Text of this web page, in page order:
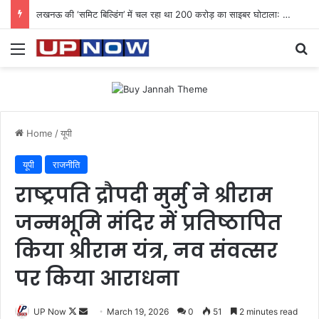
लखनऊ की ‘समिट बिल्डिंग’ में चल रहा था 200 करोड़ का साइबर घोटाला: 40 युवतियों समेत 119 गिरफ्तार
Menu
Home /यूपी
यूपी राजनीति
राष्ट्रपति द्रौपदी मुर्मु ने श्रीराम
जन्मभूमि मंदिर में प्रतिष्ठापित
किया श्रीराम यंत्र, नव संवत्सर
पर किया आराधना
UP Now
Follow
Send March 19, 2026 0 51 2 minutes read